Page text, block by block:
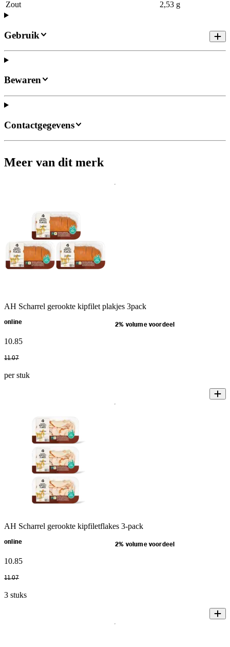
Zout 2,53 g
Gebruik
Bewaren
Contactgegevens
Meer van dit merk
AH Scharrel gerookte kipfilet plakjes 3pack
online 2% volume voordeel
10.85
11.07
per stuk
AH Scharrel gerookte kipfiletflakes 3-pack
online 2% volume voordeel
10.85
11.07
3 stuks